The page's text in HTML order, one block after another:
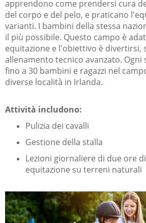
apprendono come prendersi cura
del corpo e del pelo, e praticano
varianti. I bambini della stessa
il più possibile. Questo campo è
equitazione e l'obiettivo è divertirsi,
allenamento tecnico avanzato. Ogni
fino a 30 bambini e ragazzi nel
diverse località in Irlanda.
Attività includono:
Pulizia dei cavalli
Gestione della stalla
Lezioni giornaliere di due ore
equitazione su terreni naturali